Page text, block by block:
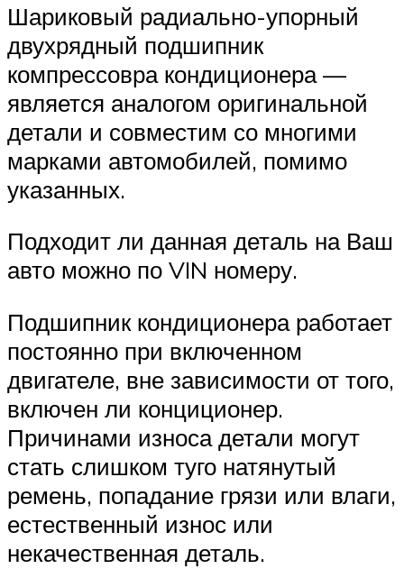
Шариковый радиально-упорный
двухрядный подшипник
компрессовра кондиционера —
является аналогом оригинальной
детали и совместим со многими
марками автомобилей, помимо
указанных.
Подходит ли данная деталь на Ваш
авто можно по VIN номеру.
Подшипник кондиционера работает
постоянно при включенном
двигателе, вне зависимости от того,
включен ли конциционер.
Причинами износа детали могут
стать слишком туго натянутый
ремень, попадание грязи или влаги,
естественный износ или
некачественная деталь.